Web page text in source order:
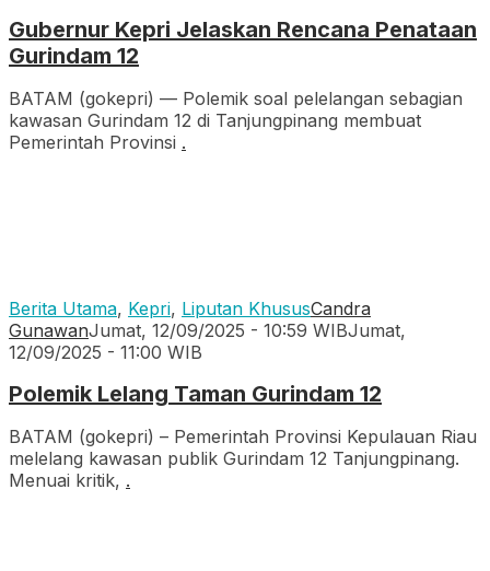
Gubernur Kepri Jelaskan Rencana Penataan
Gurindam 12
BATAM (gokepri) — Polemik soal pelelangan sebagian
kawasan Gurindam 12 di Tanjungpinang membuat
Pemerintah Provinsi .
Berita Utama, Kepri, Liputan KhususCandra
GunawanJumat, 12/09/2025 - 10:59 WIBJumat,
12/09/2025 - 11:00 WIB
Polemik Lelang Taman Gurindam 12
BATAM (gokepri) – Pemerintah Provinsi Kepulauan Riau
melelang kawasan publik Gurindam 12 Tanjungpinang.
Menuai kritik, .